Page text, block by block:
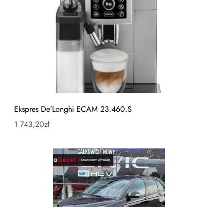
Ekspres De’Longhi ECAM 23.460.S
1 743,20zł